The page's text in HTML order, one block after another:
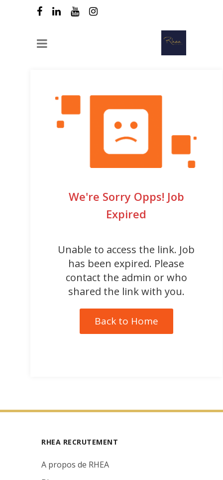
We're Sorry Opps! Job
Expired
Unable to access the link. Job
has been expired. Please
contact the admin or who
shared the link with you.
Back to Home
RHEA RECRUTEMENT
A propos de RHEA